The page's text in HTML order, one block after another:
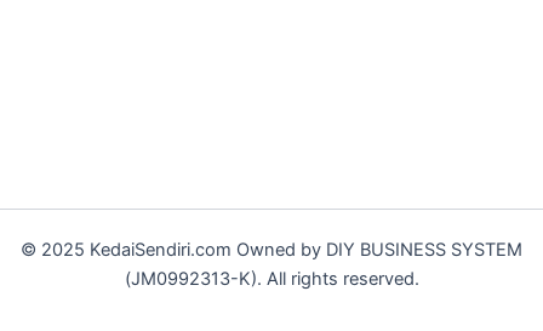
© 2025 KedaiSendiri.com Owned by DIY BUSINESS SYSTEM
(JM0992313-K). All rights reserved.